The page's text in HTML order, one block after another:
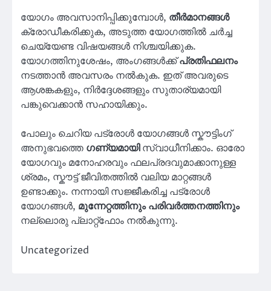
യോഗം അവസാനിപ്പിക്കുമ്പോൾ, തീർമാനങ്ങൾ
ക്രോഡീകരിക്കുക, അടുത്ത യോഗത്തിൽ ചർച്ച
ചെയ്യേണ്ട വിഷയങ്ങൾ നിശ്ചയിക്കുക.
യോഗത്തിനുശേഷം, അംഗങ്ങൾക്ക്പ്രതിഫലനം
നടത്താൻ അവസരം നൽകുക. ഇത് അവരുടെ
ആശങ്കകളും, നിർദ്ദേശങ്ങളും സുതാര്യമായി
പങ്കുവെക്കാൻ സഹായിക്കും.
പോലും ചെറിയ പട്രോൾ യോഗങ്ങൾ സ്കൗട്ടിംഗ്
അനുഭവത്തെ ഗണ്യമായിസ്വാധീനിക്കാം. ഓരോ
യോഗവും മനോഹരവും ഫലപ്രദവുമാക്കാനുള്ള
ശ്രമം, സ്കൗട്ട് ജീവിതത്തിൽ വലിയ മാറ്റങ്ങൾ
ഉണ്ടാക്കും. നന്നായി സജ്ജീകരിച്ച പട്രോൾ
യോഗങ്ങൾ, മുന്നേറ്റത്തിനും പരിവർത്തനത്തിനും
നല്ലൊരു പ്ലാറ്റ്ഫോം നൽകുന്നു.
Uncategorized